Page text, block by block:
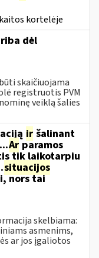
kortelėje
dėl
skaičiuojama
registruotis PVM
veiklą šalies
ir šalinant
Ar paramos
tik laikotarpiu
situacijos
nors tai
skelbiama:
asmenims,
ar jos įgaliotos